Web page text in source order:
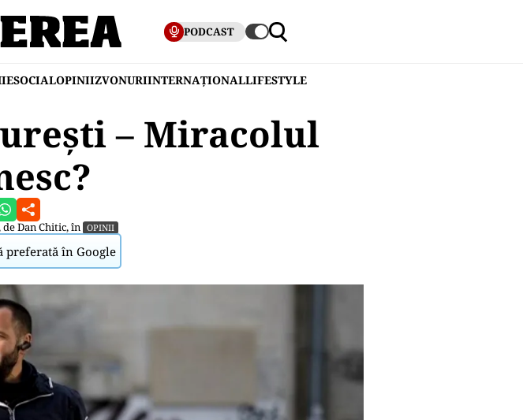
PODCAST
SOCIALOPINIIZVONURIINTERNAȚIONALLIFESTYLE
– Miracolul
deDan Chitic, în OPINII
preferată în Google